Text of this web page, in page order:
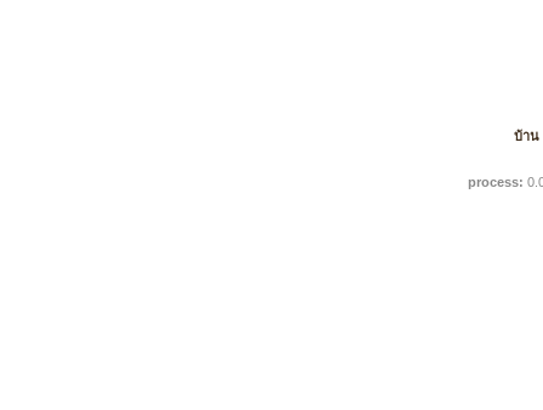
บ้าน
process: